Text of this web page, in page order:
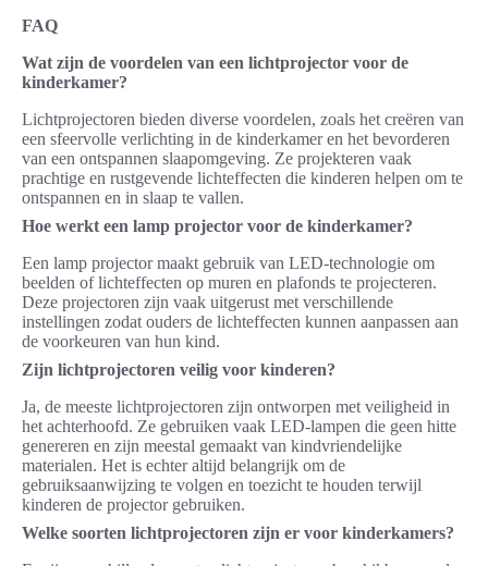
FAQ
Wat zijn de voordelen van een lichtprojector voor de
kinderkamer?
Lichtprojectoren bieden diverse voordelen, zoals het creëren van
een sfeervolle verlichting in de kinderkamer en het bevorderen
van een ontspannen slaapomgeving. Ze projekteren vaak
prachtige en rustgevende lichteffecten die kinderen helpen om te
ontspannen en in slaap te vallen.
Hoe werkt een lamp projector voor de kinderkamer?
Een lamp projector maakt gebruik van LED-technologie om
beelden of lichteffecten op muren en plafonds te projecteren.
Deze projectoren zijn vaak uitgerust met verschillende
instellingen zodat ouders de lichteffecten kunnen aanpassen aan
de voorkeuren van hun kind.
Zijn lichtprojectoren veilig voor kinderen?
Ja, de meeste lichtprojectoren zijn ontworpen met veiligheid in
het achterhoofd. Ze gebruiken vaak LED-lampen die geen hitte
genereren en zijn meestal gemaakt van kindvriendelijke
materialen. Het is echter altijd belangrijk om de
gebruiksaanwijzing te volgen en toezicht te houden terwijl
kinderen de projector gebruiken.
Welke soorten lichtprojectoren zijn er voor kinderkamers?